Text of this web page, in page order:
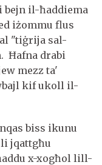
il-ħaddiema
iżommu flus
"tiġrija sal-
Ħafna drabi
mezz ta'
kif ukoll il-
biss ikunu
jqattgħu
x-xogħol lill-